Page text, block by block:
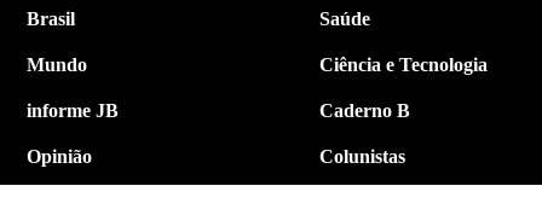
Brasil
Mundo
informe JB
Opinião
Saúde
Ciência e Tecnologia
Caderno B
Colunistas